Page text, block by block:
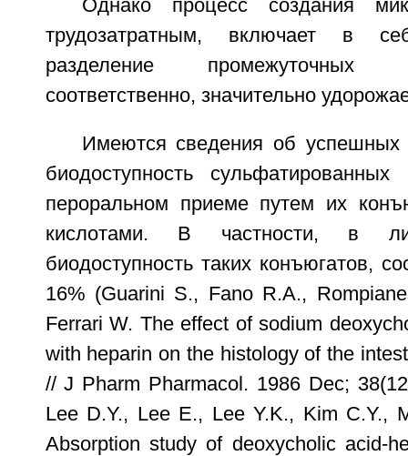
Однако процесс создания
трудозатратным, включает в
разделение промежуточных
соответственно, значительно
Имеются сведения об успешных
биодоступность
пероральном приеме путем их
кислотами. В частности, в
биодоступность таких конъюгатов,
16% (Guarini S., Fano R.A.,
Ferrari W. The effect of sodium
with heparin on the histology of the
// J Pharm Pharmacol. 1986 Dec;
Lee D.Y., Lee E., Lee Y.K., Kim C.Y.,
Absorption study of deoxycholic acid-